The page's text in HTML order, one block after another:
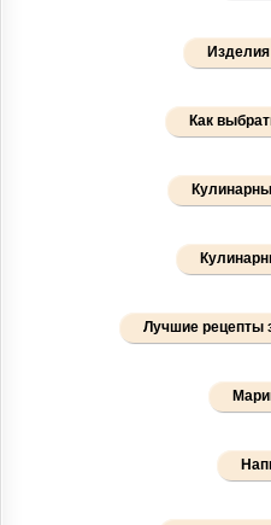
Изделия
Как
Лучшие рецепты